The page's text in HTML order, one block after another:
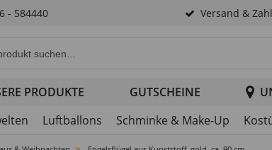
- 584440 Versand &
PRODUKTE GUTSCHEINE
Luftballons Schminke & Make-Up